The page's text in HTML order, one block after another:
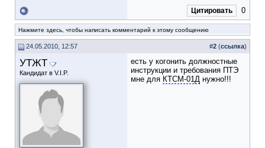
Цитировать 0
Нажмите здесь, чтобы написать комментарий к этому сообщению
24.05.2010, 12:57 #2 (ссылка)
УТЖТ
Кандидат в V.I.P.
есть у когонить должностные
инструкции и требования ПТЭ
мне для КТСМ-01Д нужно!!!